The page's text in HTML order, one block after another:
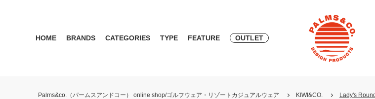
HOME BRANDS CATEGORIES TYPE FEATURE OUTLET
Palms&co.（パームスアンドコー） online shop/ゴルフウェア・リゾートカジュアルウェア KIWI&CO. Lady's